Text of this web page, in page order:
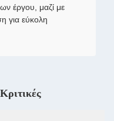
έργου, μαζί με
για εύκολη